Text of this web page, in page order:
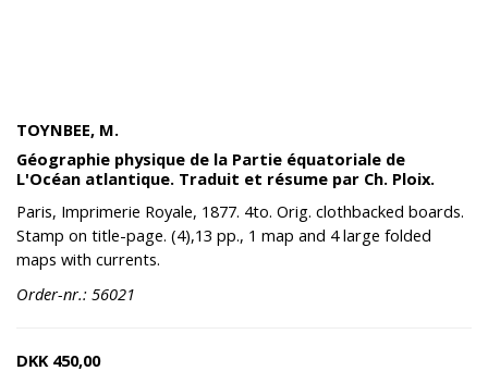
TOYNBEE, M.
Géographie physique de la Partie équatoriale de
L'Océan atlantique. Traduit et résume par Ch. Ploix.
Paris, Imprimerie Royale, 1877. 4to. Orig. clothbacked boards.
Stamp on title-page. (4),13 pp., 1 map and 4 large folded
maps with currents.
Order-nr.: 56021
DKK 450,00